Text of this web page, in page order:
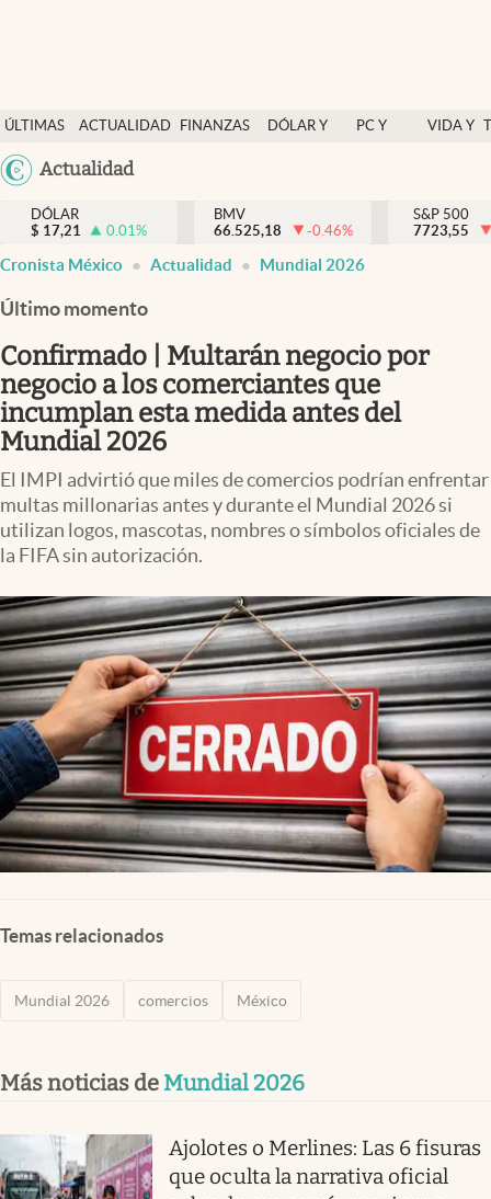
ÚLTIMAS
NOTICIAS
ACTUALIDAD
FINANZAS
DÓLAR Y
PC Y
VIDA Y
México
Actualidad
Actualidad
Finanzas y economía
Dólar y mercados
Opinión
Pc y celular
Vida y estilo
Clima
Espiritualidad
abre en nueva pestaña
México
DÓLAR
$ 17,21 0.01%
BMV
66.525,18
-0.46%
S&P 500
7723,55
Cronista México Actualidad Mundial 2026
Último momento
Confirmado | Multarán negocio por
negocio a los comerciantes que
incumplan esta medida antes del
Mundial 2026
El IMPI advirtió que miles de comercios podrían enfrentar
multas millonarias antes y durante el Mundial 2026 si
utilizan logos, mascotas, nombres o símbolos oficiales de
la FIFA sin autorización.
Temas relacionados
Mundial 2026 comercios México
Más noticias de Mundial 2026
Ajolotes o Merlines: Las 6 fisuras
que oculta la narrativa oficial